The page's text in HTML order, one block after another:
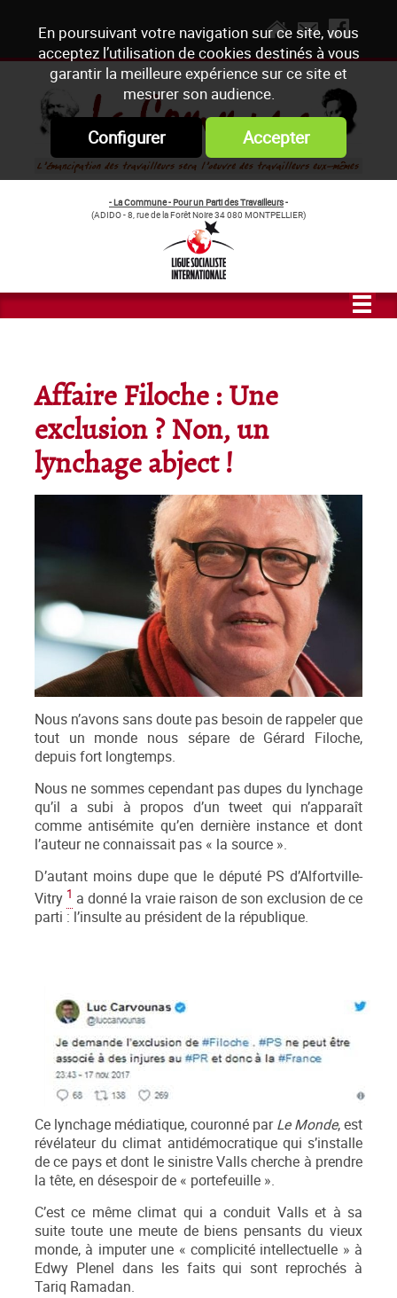
En poursuivant votre navigation sur ce site, vous
acceptez l’utilisation de cookies destinés à vous
garantir la meilleure expérience sur ce site et
mesurer son audience.
Configurer Accepter
- La Commune - Pour un Parti des Travailleurs-
(ADIDO - 8, rue de la Forêt Noire 34 080 MONTPELLIER)
Affaire Filoche : Une
exclusion ? Non, un
lynchage abject !
Nous n’avons sans doute pas besoin de rappeler que
tout un monde nous sépare de Gérard Filoche,
depuis fort longtemps.
Nous ne sommes cependant pas dupes du lynchage
qu’il a subi à propos d’un tweet qui n’apparaît
comme antisémite qu’en dernière instance et dont
l’auteur ne connaissait pas « la source ».
D’autant moins dupe que le député PS d’Alfortville-
Vitry 1 a donné la vraie raison de son exclusion de ce
parti : l’insulte au président de la république.
Ce lynchage médiatique, couronné parLe Monde, est
révélateur du climat antidémocratique qui s’installe
de ce pays et dont le sinistre Valls cherche à prendre
la tête, en désespoir de « portefeuille ».
C’est ce même climat qui a conduit Valls et à sa
suite toute une meute de biens pensants du vieux
monde, à imputer une « complicité intellectuelle » à
Edwy Plenel dans les faits qui sont reprochés à
Tariq Ramadan.